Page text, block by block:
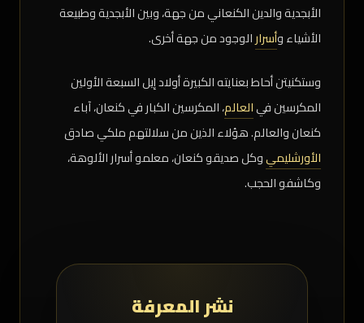
الأبجدية والدين الكنعاني من جهة، وبين الأبجدية وطبيعة
الأشياء وأسرارالوجود من جهة أخرى.
وستكنيتن أحاط بعنايته الكبيرة أولاد إيل السبعة الأولين
المكرسين فيالعالم، المكرسين الكبار في كنعان، آباء
كنعان والعالم. هؤلاء الذين من سلالتهم ملكي صادق
الأورشليميوكل صدیقو کنعان، معلمو أسرار الألوهة،
وکاشفو الحجب.
نشر المعرفة